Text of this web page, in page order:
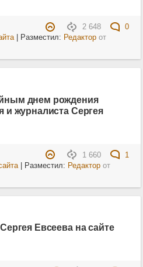
2 648
0
| Разместил: Редакторот
днем рождения
и журналиста Сергея
1 660
1
| Разместил: Редакторот
Евсеева на сайте